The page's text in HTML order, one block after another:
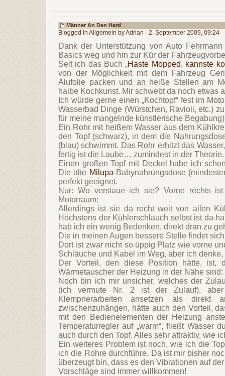
Männer An Den Herd
Blogged in Allgemein by Adrian · 2. September 2009, 09:24
Dank der Unterstützung von Auto
Basics weg und hin zur Kür der
Seit ich das Buch „Haste Mopped, kannste
von der Möglichkeit mit dem Fahrzeug
Alufolie packen und an heiße Stellen am
halbe Kochkunst. Mir schwebt da noch etwas
Ich würde gerne einen „Kochtopf“ fest im
Wasserbad Dinge (Würstchen, Ravioli, etc.)
für meine mangelnde künstlerische
Ein Rohr mit heißem Wasser aus dem
den Topf (schwarz), in dem die
(blau) schwimmt. Das Rohr erhitzt das
fertig ist die Laube… zumindest in der Theorie.
Einen großen Topf mit Deckel habe ich
Die alte Milupa-Babynahrungsdose
perfekt geeignet.
Nur: Wo verstaue ich sie? Vorne rechts
Motorraum:
Allerdings ist sie da recht weit von allen
Höchstens der Kühlerschlauch selbst ist da
hab ich ein wenig Bedenken, direkt dran zu
Die in meinen Augen bessere Stelle findet
Dort ist zwar nicht so üppig Platz wie vorne
Schläuche und Kabel im Weg, aber ich
Der Vorteil, den diese Position hätte, ist,
Wärmetauscher der Heizung in der Nähe sind:
Noch bin ich mir unsicher, welches der
(ich vermute Nr. 2 ist der Zulauf),
Klempnerarbeiten ansetzen als
zwischenzuhängen, hätte auch den Vorteil,
mit den Bedienelementen der Heizung
Temperaturregler auf „warm“, fließt Wasser
auch durch den Topf. Alles sehr attraktiv, wie
Ein weiteres Problem ist noch, wie ich die
ich die Rohre durchführe. Da ist mir bisher
überzeugt bin, dass es den Vibrationen auf
Vorschläge sind immer willkommen!